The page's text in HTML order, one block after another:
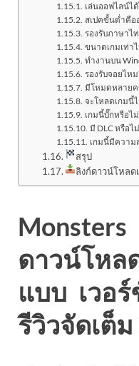
เล่นออฟไลน์ไ
สเปคขั้นต่ำคือ
รองรับภาษาไ
ขนาดเกมเท่าไ
ทำงานบน
รองรับจอยไหม
มีโหมดหลายค
จะโหลดเกมนี้
เกมนี้บั๊กหรือไม่
มี DLC หรือไ
เกมนี้มีความ
สรุป
ลิงก์ดาวน์โหลด
ดาวน์โหล
แบบ เวอ
รีวิวจัดเต็